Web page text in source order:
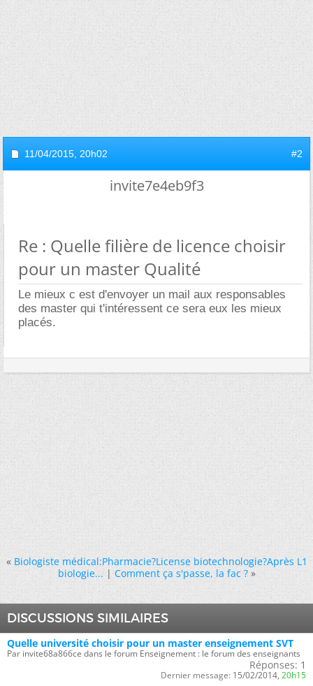
11/04/2015, 20h02 #2
invite7e4eb9f3
Re : Quelle filière de licence choisir
pour un master Qualité
Le mieux c est d'envoyer un mail aux responsables
des master qui t'intéressent ce sera eux les mieux
placés.
« Biologiste médical:Pharmacie?License biotechnologie?Après L1
biologie...|Comment ça s'passe, la fac ? »
DISCUSSIONS SIMILAIRES
Quelle université choisir pour un master enseignement SVT
Par invite68a866ce dans le forum Enseignement : le forum des enseignants
Réponses: 1
Dernier message: 15/02/2014, 20h15